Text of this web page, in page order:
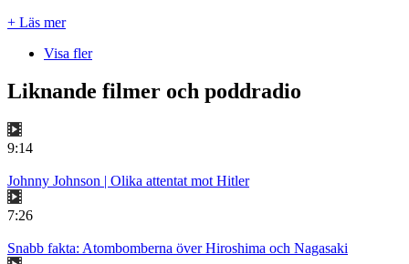
+ Läs mer
Visa fler
Liknande filmer och poddradio
9:14
Johnny Johnson | Olika attentat mot Hitler
7:26
Snabb fakta: Atombomberna över Hiroshima och Nagasaki